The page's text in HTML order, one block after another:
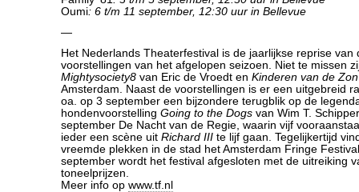
Oumi: 6 t/m 11 september, 12:30 uur in Bellevue
—
Het Nederlands Theaterfestival is de jaarlijkse reprise van
voorstellingen van het afgelopen seizoen. Niet te missen
Mightysociety8 van Eric de Vroedt en Kinderen van de Zon
Amsterdam. Naast de voorstellingen is er een uitgebreid
oa. op 3 september een bijzondere terugblik op de
hondenvoorstelling Going to the Dogs van Wim T.
september De Nacht van de Regie, waarin vijf
ieder een scène uit Richard III te lijf gaan. Tegelijkertijd
vreemde plekken in de stad het Amsterdam Fringe
september wordt het festival afgesloten met de uitreiking
toneelprijzen.
Meer info op www.tf.nl